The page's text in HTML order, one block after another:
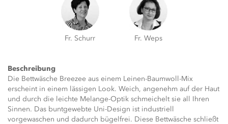
Fr. Schurr Fr. Weps
Beschreibung
Die Bettwäsche Breezee aus einem Leinen-Baumwoll-Mix
erscheint in einem lässigen Look. Weich, angenehm auf der Haut
und durch die leichte Melange-Optik schmeichelt sie all Ihren
Sinnen. Das buntgewebte Uni-Design ist industriell
vorgewaschen und dadurch bügelfrei. Diese Bettwäsche schließt